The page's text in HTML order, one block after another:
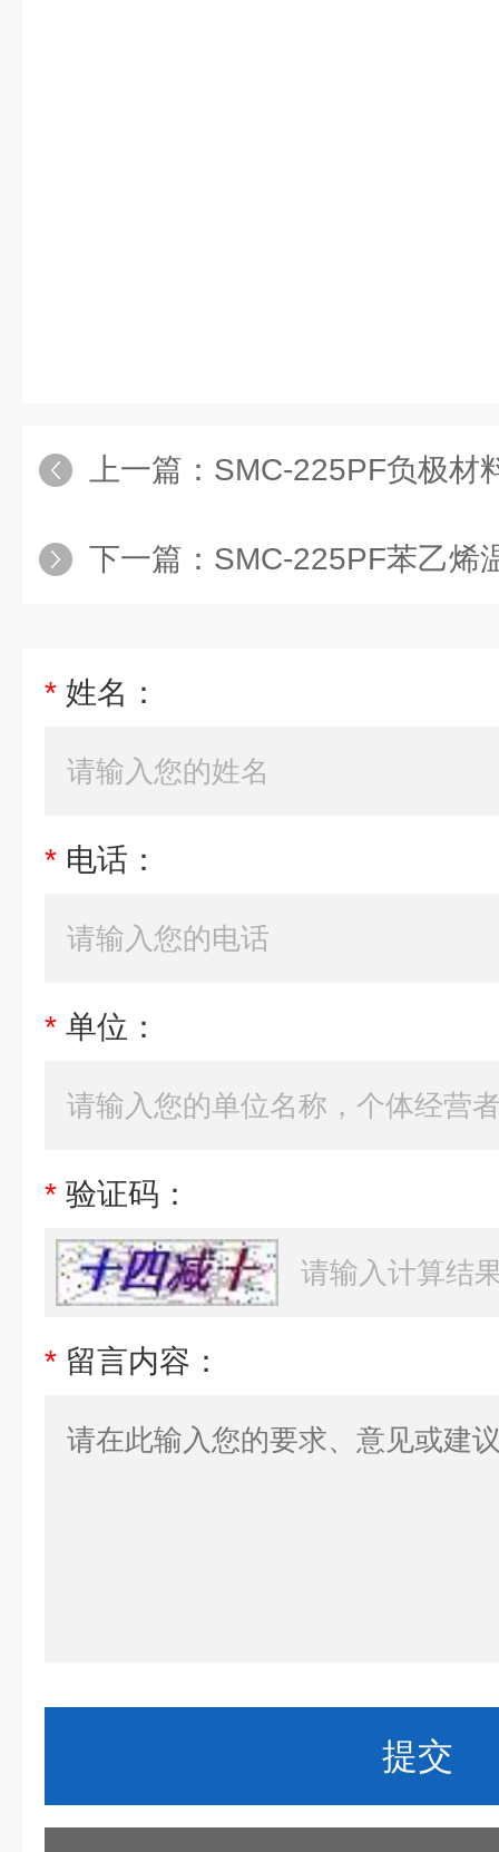
上一篇： SMC-225PF负极材
下一篇： SMC-225PF苯乙烯
* 姓名：
* 电话：
* 单位：
* 验证码：
* 留言内容：